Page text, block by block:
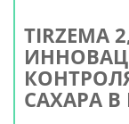
TIRZEMA
САХАРА